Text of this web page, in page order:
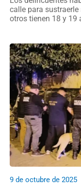
calle para
otros tienen 18 y 19
9 de octubre de 2025